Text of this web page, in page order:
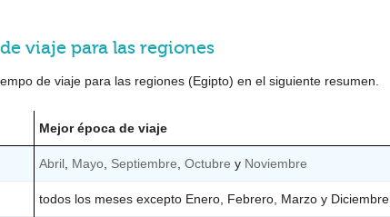
viaje para las regiones
de viaje para las regiones (Egipto) en el siguiente resumen.
Mejor época de viaje
Abril Mayo Septiembre Octubre y Noviembre
todos los meses excepto Enero, Febrero, Marzo y Diciembre